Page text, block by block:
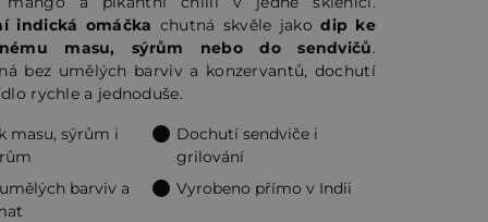
indická omáčka chutná skvěle jakodip ke
masu, sýrům nebo do sendvičů.
bez umělých barviv a konzervantů, dochutí
rychle a jednoduše.
masu, sýrům i
Dochutí sendviče i
grilování
barviv a
Vyrobeno přímo v Indii